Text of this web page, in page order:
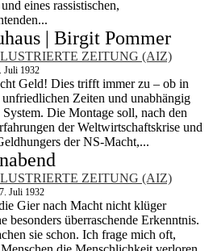
eines rassistischen,
| Birgit Pommer
ZEITUNG (AIZ)
Juli 1932
Geld! Dies trifft immer zu – ob in
Zeiten und unabhängig
Die Montage soll, nach den
der Weltwirtschaftskrise und
der NS-Macht,...
ZEITUNG (AIZ)
Juli 1932
Gier nach Macht nicht klüger
besonders überraschende Erkenntnis.
sie schon. Ich frage mich oft,